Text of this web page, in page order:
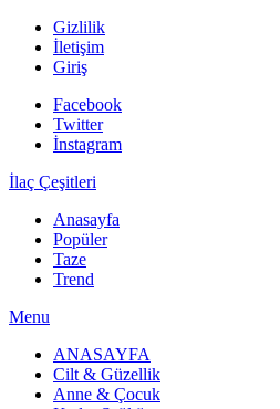
Gizlilik
İletişim
Giriş
Facebook
Twitter
İnstagram
İlaç Çeşitleri
Anasayfa
Popüler
Taze
Trend
Menu
ANASAYFA
Cilt & Güzellik
Anne & Çocuk